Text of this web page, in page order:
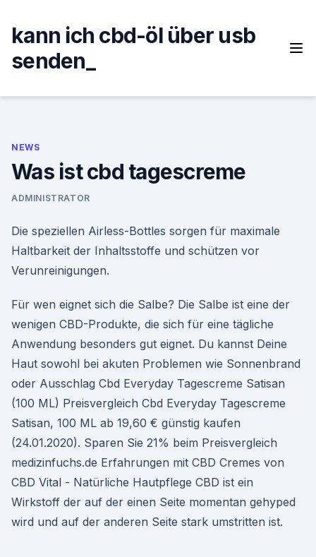
content
kann ich cbd-öl über usb
senden_
NEWS
Was ist cbd tagescreme
ADMINISTRATOR
Die speziellen Airless-Bottles sorgen für maximale
Haltbarkeit der Inhaltsstoffe und schützen vor
Verunreinigungen.
Für wen eignet sich die Salbe? Die Salbe ist eine der
wenigen CBD-Produkte, die sich für eine tägliche
Anwendung besonders gut eignet. Du kannst Deine
Haut sowohl bei akuten Problemen wie Sonnenbrand
oder Ausschlag Cbd Everyday Tagescreme Satisan
(100 ML) Preisvergleich Cbd Everyday Tagescreme
Satisan, 100 ML ab 19,60 € günstig kaufen
(24.01.2020). Sparen Sie 21% beim Preisvergleich
medizinfuchs.de Erfahrungen mit CBD Cremes von
CBD Vital - Natürliche Hautpflege CBD ist ein
Wirkstoff der auf der einen Seite momentan gehyped
wird und auf der anderen Seite stark umstritten ist.